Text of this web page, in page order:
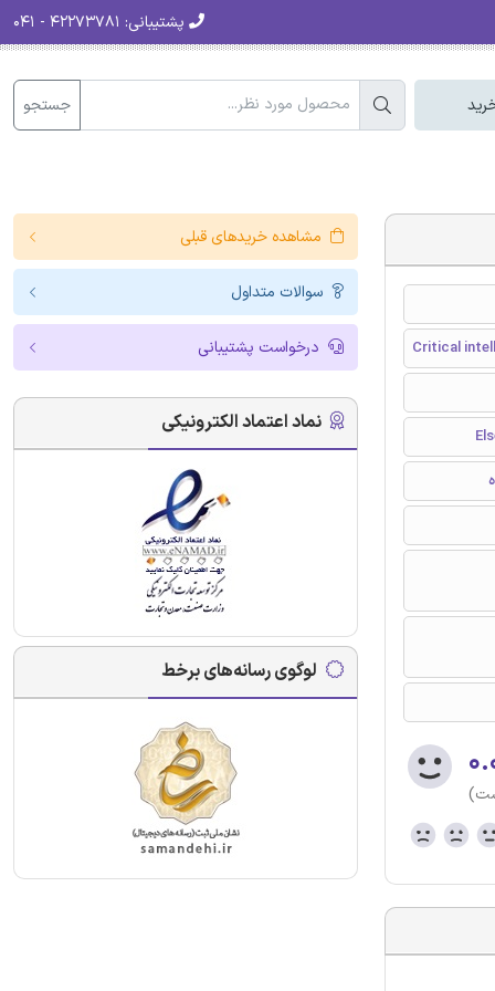
پشتیبانی:
جستجو
Critical
مشاهده خریدهای قبلی
سوالات متداول
درخواست پشتیبانی
نماد اعتماد الکترونیکی
لوگوی رسانه‌های برخط